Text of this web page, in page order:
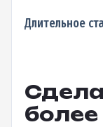
Длительное